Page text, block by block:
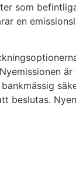
som
en
beslutas.